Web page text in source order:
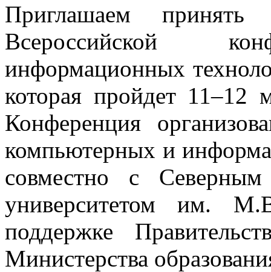
Приглашаем
Всероссийской
информационных
которая пройдет 11–12
Конференция
компьютерных и
совместно с
университетом им.
поддержке
Министерства